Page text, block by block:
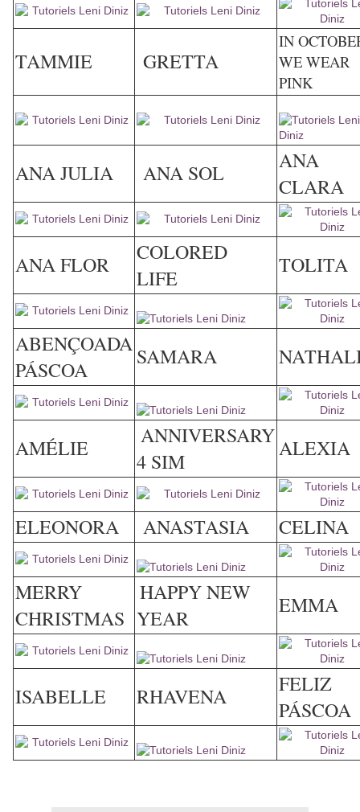
TAMMIE GRETTA
IN
WE WEAR
PINK
ANA JULIA ANA SOL
ANA
CLARA
ANA FLOR
COLORED
LIFE
TOLITA
ABENÇOADA
PÁSCOA
SAMARA
AMÉLIE
ANNIVERSARY
4 SIM
ALEXIA
ELEONORA ANASTASIA CELINA
MERRY
CHRISTMAS
HAPPY NEW
YEAR
EMMA
ISABELLE RHAVENA
FELIZ
PÁSCOA